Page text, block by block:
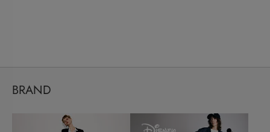
BRAND